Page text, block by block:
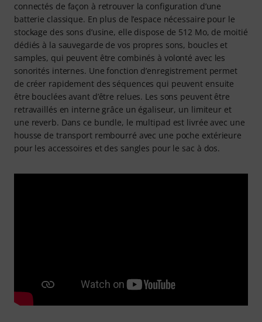
connectés de façon à retrouver la configuration d’une
batterie classique. En plus de l’espace nécessaire pour le
stockage des sons d’usine, elle dispose de 512 Mo, de moitié
dédiés à la sauvegarde de vos propres sons, boucles et
samples, qui peuvent être combinés à volonté avec les
sonorités internes. Une fonction d’enregistrement permet
de créer rapidement des séquences qui peuvent ensuite
être bouclées avant d’être relues. Les sons peuvent être
retravaillés en interne grâce un égaliseur, un limiteur et
une reverb. Dans ce bundle, le multipad est livrée avec une
housse de transport rembourré avec une poche extérieure
pour les accessoires et des sangles pour le sac à dos.